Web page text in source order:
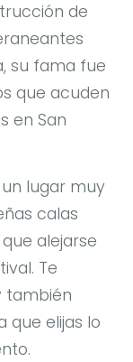
de
su fama fue
que acuden
en San
lugar muy
calas
alejarse
Te
también
que elijas lo